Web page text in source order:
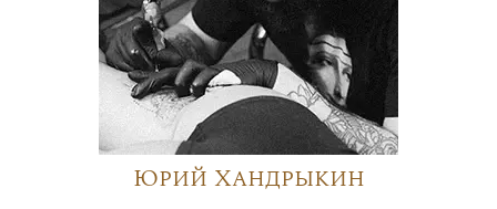
Юрий Хандрыкин